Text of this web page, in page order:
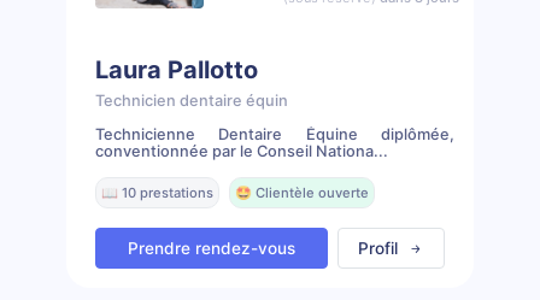
Laura Pallotto
Technicien dentaire équin
Technicienne Dentaire Équine diplômée,
conventionnée par le Conseil Nationa...
📖 10 prestations 🤩 Clientèle ouverte
Prendre rendez-vous Profil